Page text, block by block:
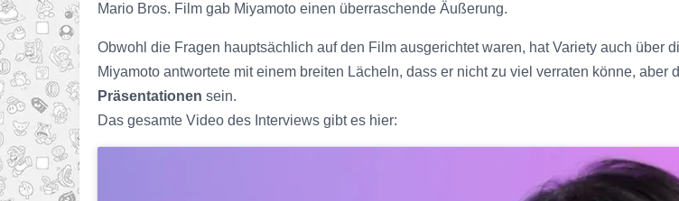
Mario Bros. Film gab Miyamoto einen überraschende Äußerung.
Obwohl die Fragen hauptsächlich auf den Film ausgerichtet waren, hat Variety auch über
Miyamoto antwortete mit einem breiten Lächeln, dass er nicht zu viel verraten könne, aber
Präsentationen sein.
Das gesamte Video des Interviews gibt es hier: